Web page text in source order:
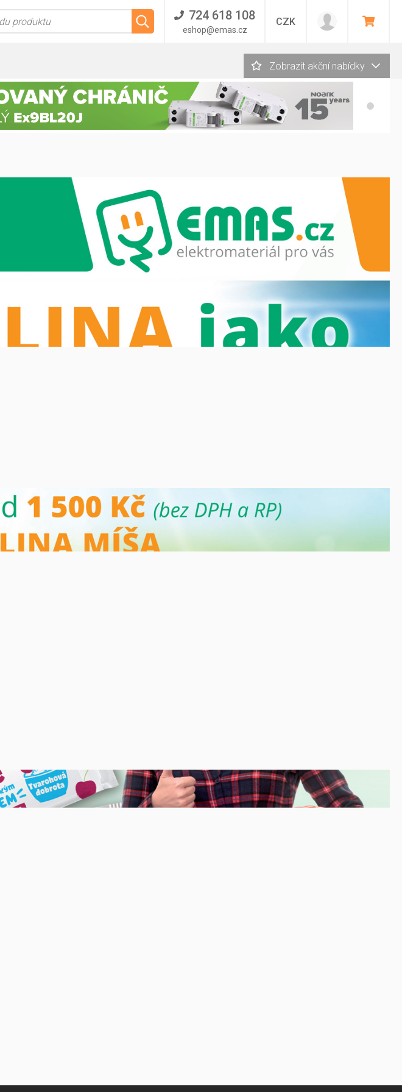
724 618 108
eshop@emas.cz
CZK
Zobrazit akční nabídky